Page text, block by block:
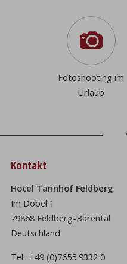
Fotoshooting im
Urlaub
Kontakt
Hotel Tannhof Feldberg
Im Dobel 1
79868 Feldberg-Bärental
Deutschland
Tel.:+49 (0)7655 9332 0